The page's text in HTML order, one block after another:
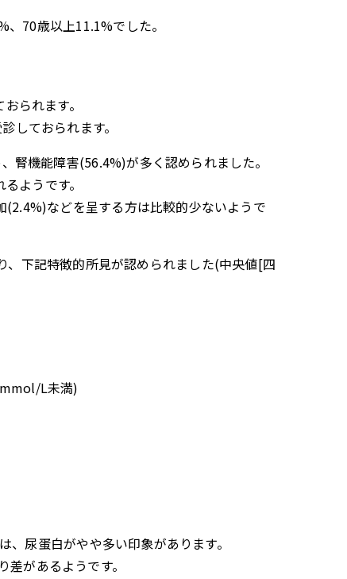
70歳以上11.1%でした。
られます。
しておられます。
機能障害(56.4%)が多く認められました。
ようです。
などを呈する方は比較的少ないようで
下記特徴的所見が認められました(中央値[四
L未満)
尿蛋白がやや多い印象があります。
があるようです。